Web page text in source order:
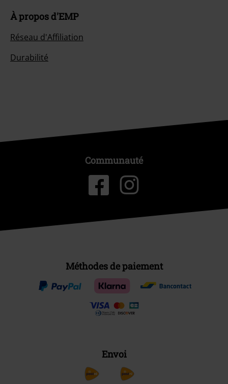
À propos d'EMP
Réseau d'Affiliation
Durabilité
Communauté
Méthodes de paiement
Envoi